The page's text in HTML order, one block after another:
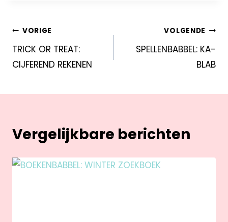
VORIGE
TRICK OR TREAT:
CIJFEREND REKENEN
VOLGENDE
SPELLENBABBEL: KA-
BLAB
Vergelijkbare berichten